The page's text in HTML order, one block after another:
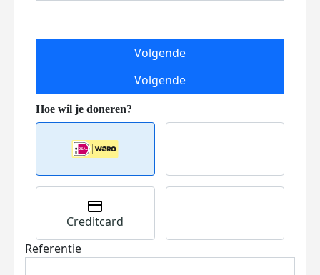
Volgende
Volgende
Creditcard
Referentie